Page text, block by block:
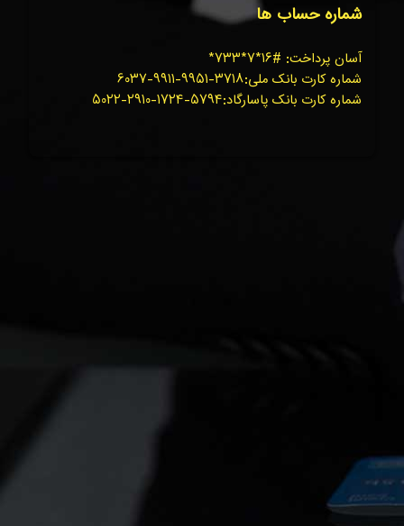
شماره حساب ها
آسان پرداخت: #۱۶*۷*۷۳۳*
شماره کارت بانک ملی:۳۷۱۸-۹۹۵۱-۹۹۱۱-۶۰۳۷
شماره کارت بانک پاسارگاد:۵۷۹۴-۱۷۲۴-۲۹۱۰-۵۰۲۲